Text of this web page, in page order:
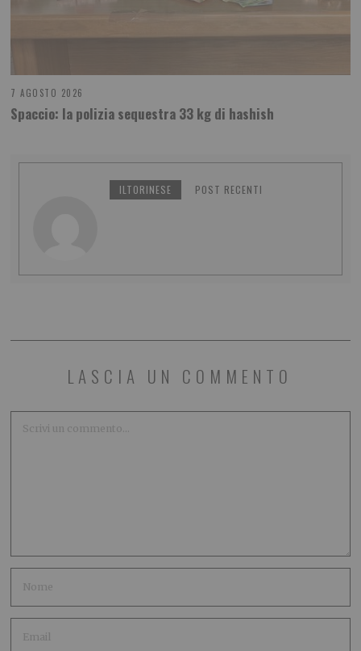
7 AGOSTO 2026
Spaccio: la polizia sequestra 33 kg di hashish
ILTORINESE POST RECENTI
LASCIA UN COMMENTO